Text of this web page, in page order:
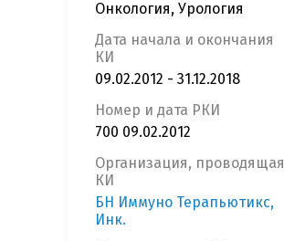
Онкология, Урология
Дата начала и окончания
КИ
09.02.2012 - 31.12.2018
Номер и дата РКИ
700 09.02.2012
Организация, проводящая
КИ
БН Иммуно Терапьютикс,
Инк.